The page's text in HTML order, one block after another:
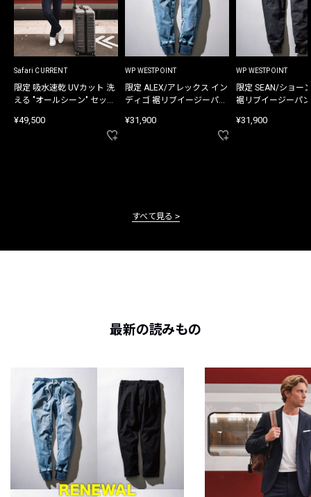
Safari CURRENT
限定 吸水速乾 UVカット 洗
える "オールシーン" セット
¥49,500
WP WESTPOINT
限定 ALEX/アレックス イン
ディゴ 裾リブイージーパン
¥31,900
WP WESTPOINT
限定 SEAN/ショー
裾リブイージーパ
¥31,900
すべて見る
最新の読みもの